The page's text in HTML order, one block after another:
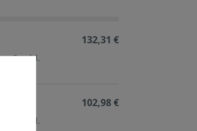
- 3 mód.
132,31 €
- 3 mód.
102,98 €